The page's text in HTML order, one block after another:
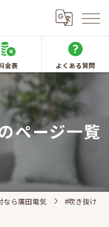
金表 よくある質問
ページ一覧
なら廣田電気 #吹き抜け